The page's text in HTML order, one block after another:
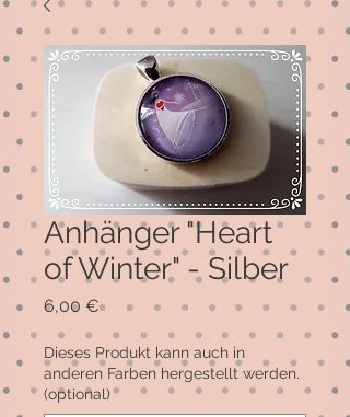
Anhänger "Heart
of Winter" - Silber
6,00 €Preis
Dieses Produkt kann auch in
anderen Farben hergestellt werden.
(optional)